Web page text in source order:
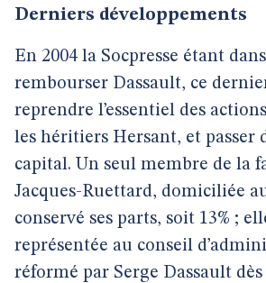
Derniers développements
En 2004 la Socpresse étant
rembourser Dassault, ce
reprendre l’essentiel des
les héritiers Hersant, et passer
capital. Un seul membre de la
Jacques-Ruettard, domiciliée
conservé ses parts, soit 13% ;
représentée au conseil
réformé par Serge Dassault